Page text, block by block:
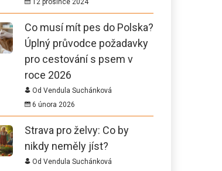
12 prosince 2024
Co musí mít pes do Polska?
Úplný průvodce požadavky
pro cestování s psem v
roce 2026
Od Vendula Suchánková
6 února 2026
Strava pro želvy: Co by
nikdy neměly jíst?
Od Vendula Suchánková